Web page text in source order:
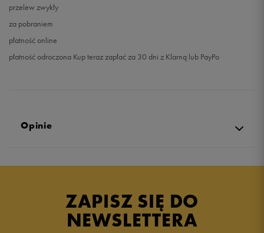
przelew zwykły
za pobraniem
płatność online
płatność odroczona Kup teraz zapłać za 30 dni z Klarną lub PayPo
Opinie
ZAPISZ SIĘ DO
NEWSLETTERA